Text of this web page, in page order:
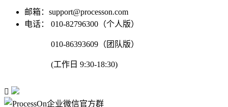
邮箱：support@processon.com
电话：
010-82796300（个人版）
010-86393609（团队版）
(工作日 9:30-18:30)
